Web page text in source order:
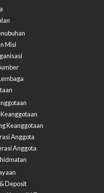
Misi
Keanggotaan
Anggota
Anggota​
Deposit